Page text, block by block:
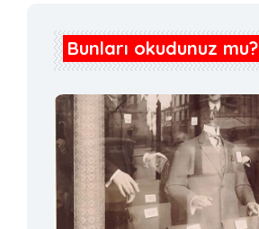
Bunları okudunuz mu?